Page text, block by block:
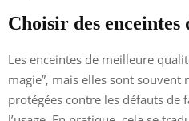
Choisir des enceintes
Les enceintes de meilleure
magie”, mais elles sont souvent
protégées contre les défauts de